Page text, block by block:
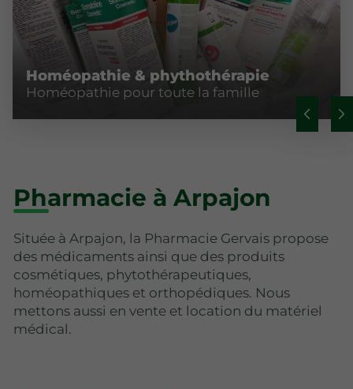
Homéopathie & phythothérapie
Homéopathie pour toute la famille
Pharmacie à Arpajon
Située à Arpajon, la Pharmacie Gervais propose
des médicaments ainsi que des produits
cosmétiques, phytothérapeutiques,
homéopathiques et orthopédiques. Nous
mettons aussi en vente et location du matériel
médical.